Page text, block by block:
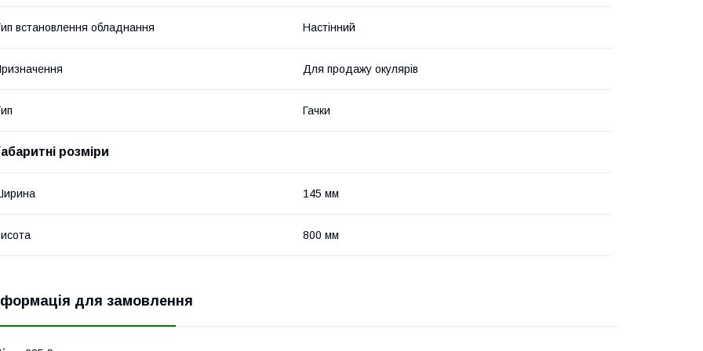
встановлення обладнання Настінний
Для продажу окулярів
Гачки
розміри
145 мм
800 мм
для замовлення